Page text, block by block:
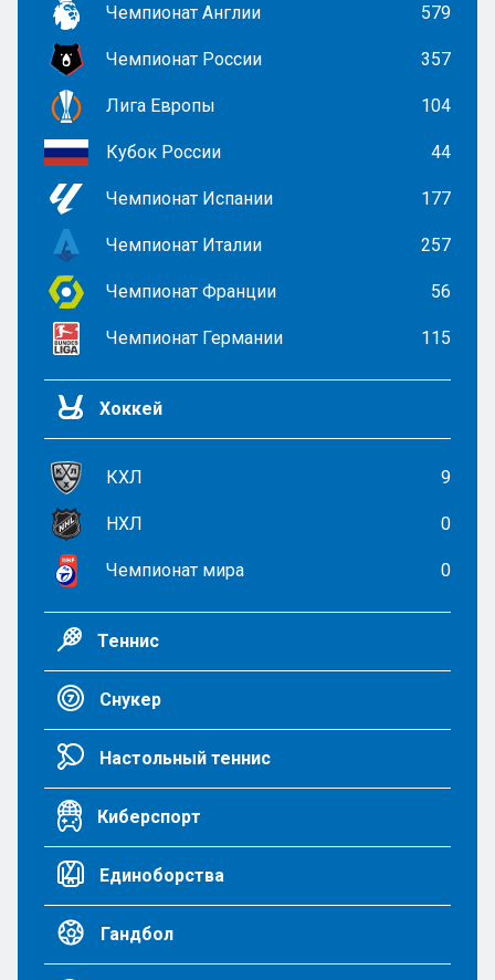
Чемпионат Англии 579
Чемпионат России 357
Лига Европы 104
Кубок России 44
Чемпионат Испании 177
Чемпионат Италии 257
Чемпионат Франции 56
Чемпионат Германии 115
Хоккей
КХЛ 9
НХЛ 0
Чемпионат мира 0
Теннис
Снукер
Настольный теннис
Киберспорт
Единоборства
Гандбол